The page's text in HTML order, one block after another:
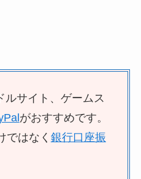
ルサイト、ゲームス
がおすすめです。
ではなく 銀行口座振